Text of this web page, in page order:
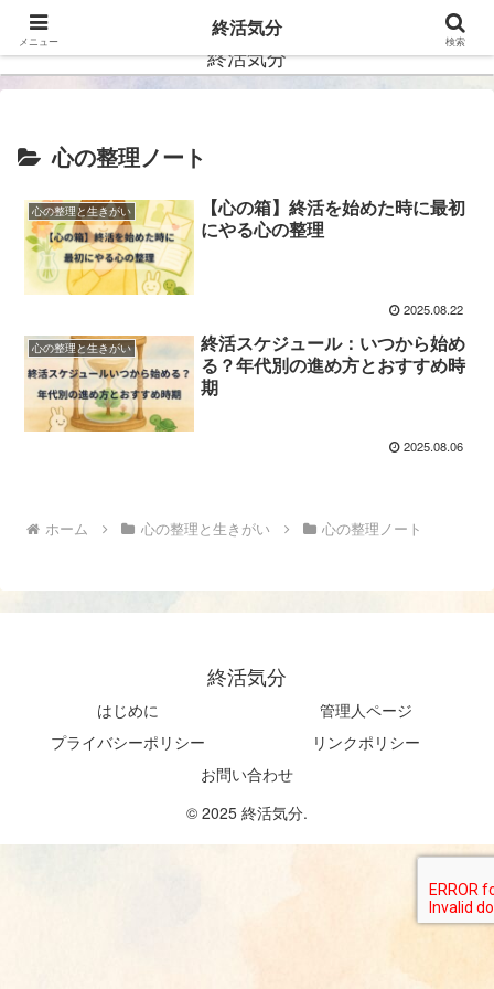
ー自分らしい未来を描くー
終活気分
心の整理ノート
心の整理と生きがい
【心の箱】終活を始めた時に最初
にやる心の整理
2025.08.22
心の整理と生きがい
終活スケジュール：いつから始め
る？年代別の進め方とおすすめ時
期
2025.08.06
ホーム 心の整理と生きがい 心の整理ノート
終活気分
はじめに
管理人ページ
プライバシーポリシー
リンクポリシー
お問い合わせ
© 2025 終活気分.
メニュー
終活気分
検索